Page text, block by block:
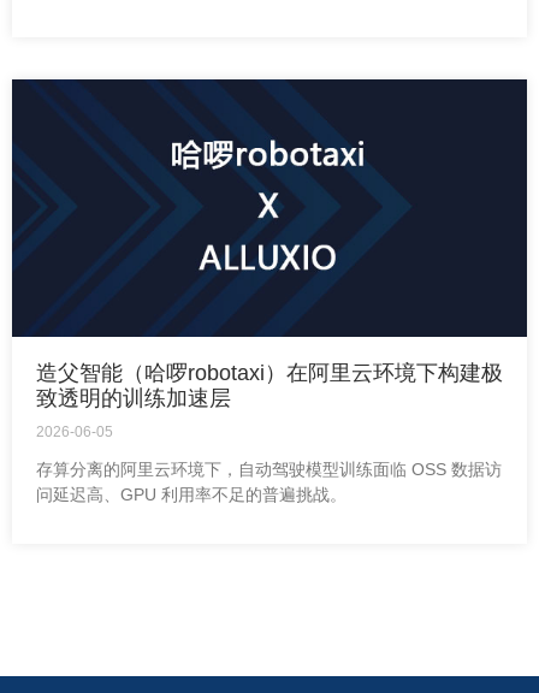
造父智能（哈啰robotaxi）在阿里云环境下构建极
致透明的训练加速层
2026-06-05
存算分离的阿里云环境下，自动驾驶模型训练面临 OSS 数据访
问延迟高、GPU 利用率不足的普遍挑战。